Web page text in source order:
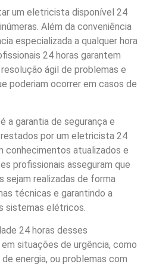
um eletricista disponível 24
Além da conveniência
especializada a qualquer hora
24 horas garantem
ágil de problemas e
poderiam ocorrer em casos de
a garantia de segurança e
por um eletricista 24
conhecimentos atualizados e
profissionais asseguram que
sejam realizadas de forma
técnicas e garantindo a
sistemas elétricos.
24 horas desses
situações de urgência, como
energia, ou problemas com